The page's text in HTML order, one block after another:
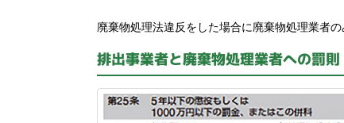
廃棄物処理法違反をした場合に廃棄物処理業者
排出事業者と廃棄物処理業者への罰則